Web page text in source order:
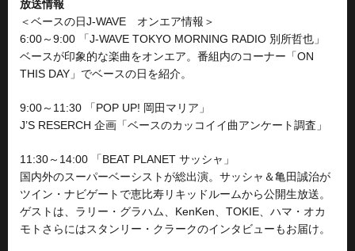
放送情報
＜ベースの日J-WAVE オンエア情報＞
6:00～9:00 「J-WAVE TOKYO MORNING RADIO 別所哲也」
ベースが印象的な楽曲をオンエア。番組内のコーナー「ON
THIS DAY」でベースの日を紹介。
9:00～11:30 「POP UP! 岡田マリア」
J’S RESERCH 企画「ベースのカッコイイ曲アンケート調査」
11:30～14:00 「BEAT PLANET サッシャ」
国内外のスーパーベーシストが総出演。サッシャ＆亀田誠治が
ツイン・ナビゲートで恵比寿リキッドルームから公開生放送。
ゲストは、ラリー・グラハム、KenKen、TOKIE、ハマ・オカ
モトさらにはスタンリー・クラークのインタビューもお届け。